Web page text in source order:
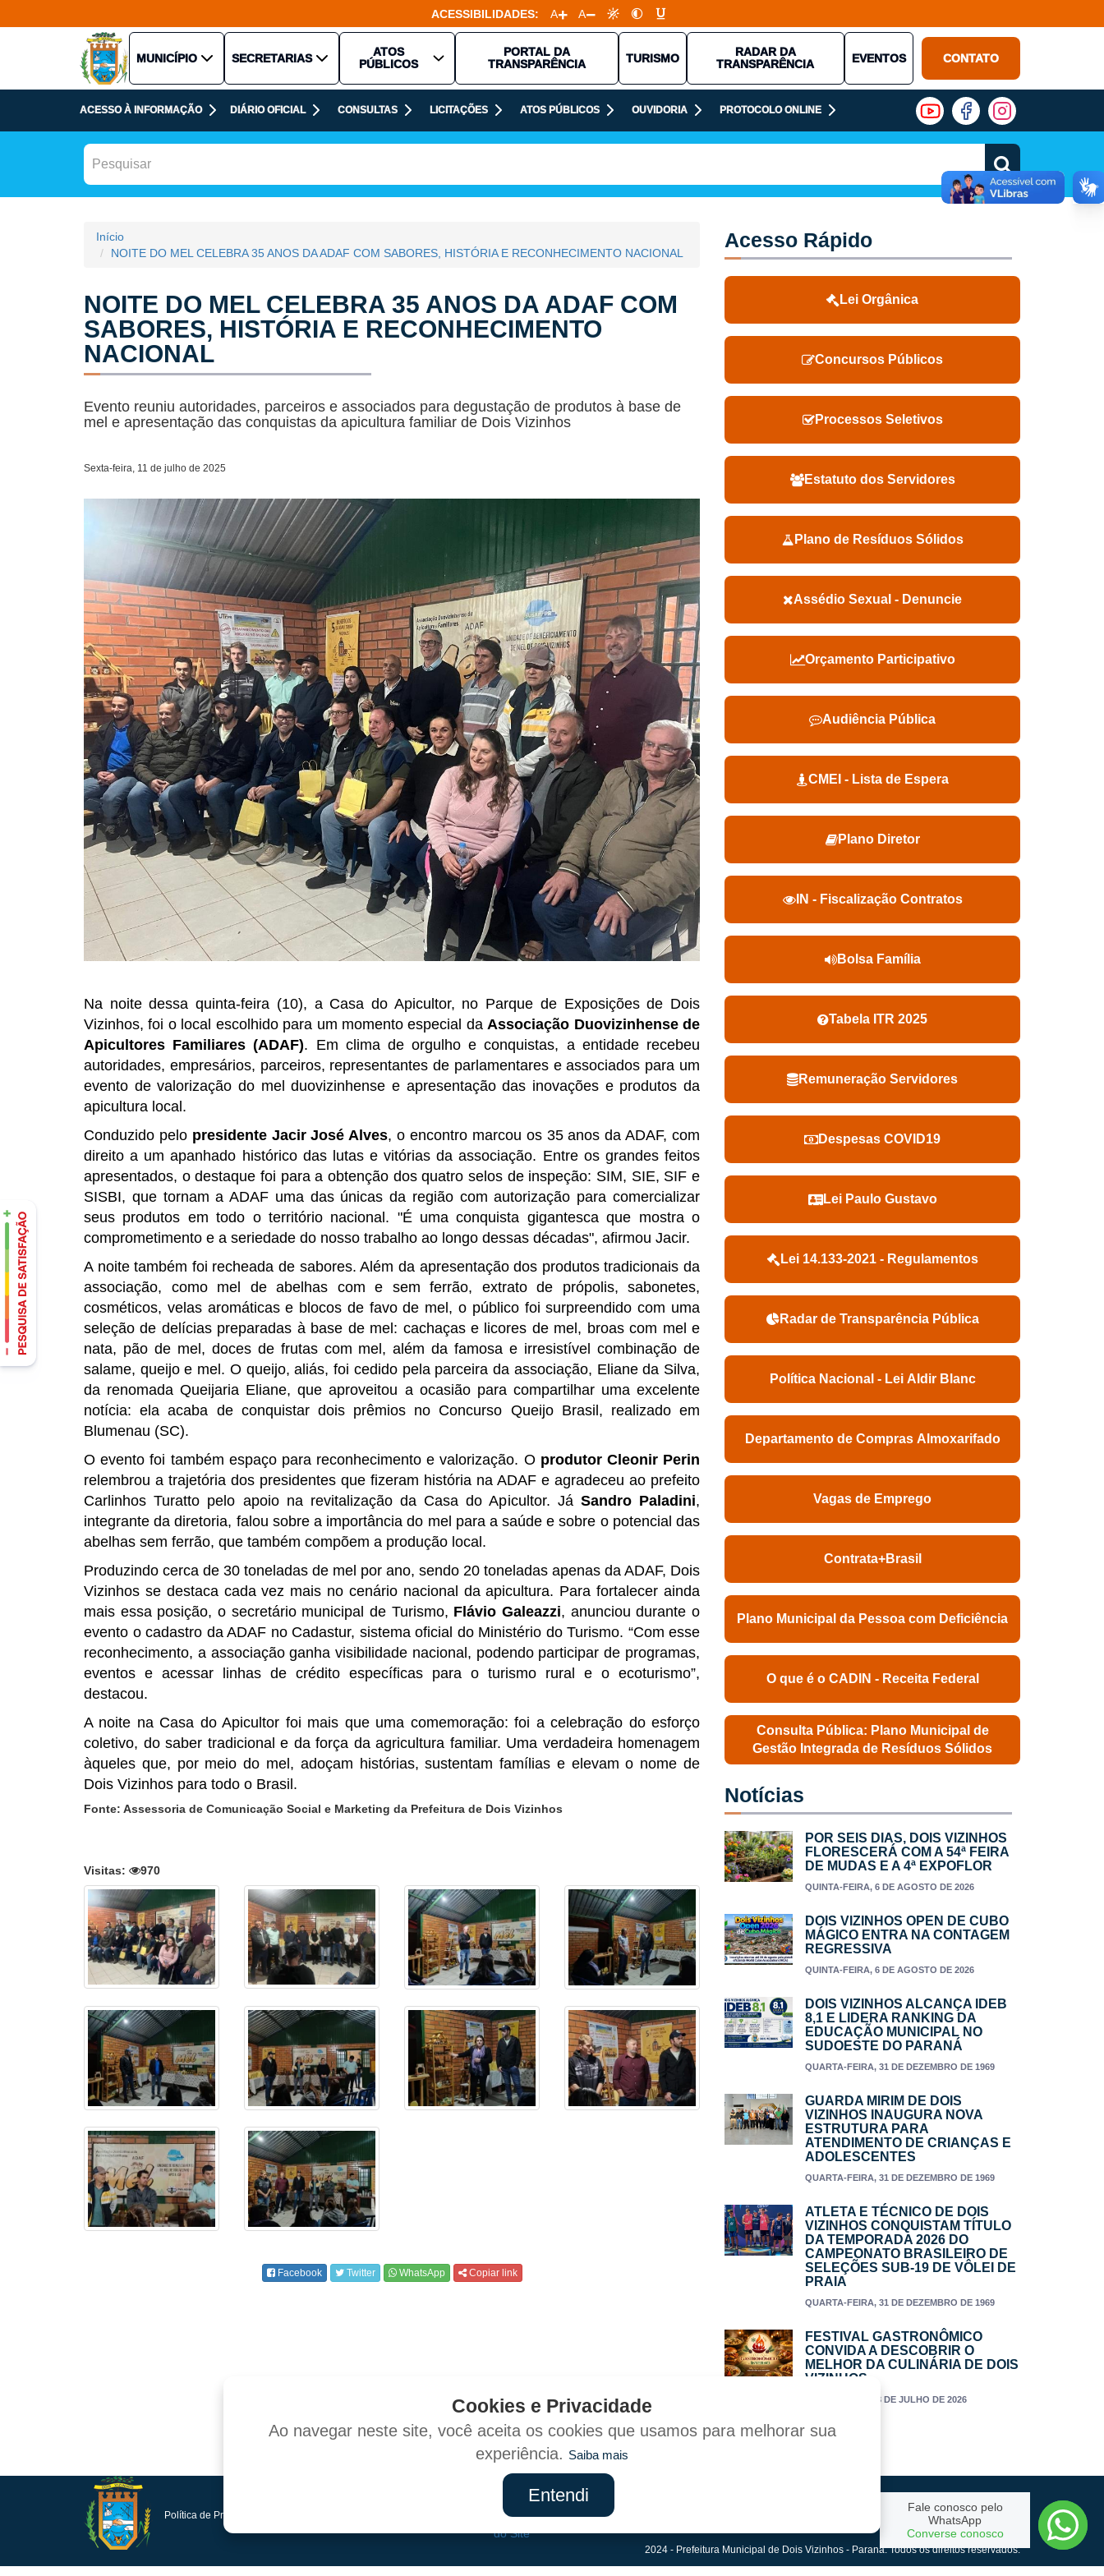
ACESSIBILIDADES: A A
MUNICÍPIO SECRETARIAS
ATOS
PÚBLICOS
PORTAL DA
TRANSPARÊNCIA
TURISMO
RADAR DA
TRANSPARÊNCIA
EVENTOS CONTATO
ACESSO À INFORMAÇÃO DIÁRIO OFICIAL CONSULTAS LICITAÇÕES ATOS PÚBLICOS OUVIDORIA PROTOCOLO ONLINE
Início
NOITE DO MEL CELEBRA 35 ANOS DA ADAF COM SABORES, HISTÓRIA E RECONHECIMENTO NACIONAL
NOITE DO MEL CELEBRA 35 ANOS DA ADAF COM
SABORES, HISTÓRIA E RECONHECIMENTO
NACIONAL
Evento reuniu autoridades, parceiros e associados para degustação de produtos à base de
mel e apresentação das conquistas da apicultura familiar de Dois Vizinhos
Sexta-feira, 11 de julho de 2025
Na noite dessa quinta-feira (10), a Casa do Apicultor, no Parque de Exposições de Dois
Vizinhos, foi o local escolhido para um momento especial da Associação Duovizinhense de
Apicultores Familiares (ADAF). Em clima de orgulho e conquistas, a entidade recebeu
autoridades, empresários, parceiros, representantes de parlamentares e associados para um
evento de valorização do mel duovizinhense e apresentação das inovações e produtos da
apicultura local.
Conduzido pelo presidente Jacir José Alves, o encontro marcou os 35 anos da ADAF, com
direito a um apanhado histórico das lutas e vitórias da associação. Entre os grandes feitos
apresentados, o destaque foi para a obtenção dos quatro selos de inspeção: SIM, SIE, SIF e
SISBI, que tornam a ADAF uma das únicas da região com autorização para comercializar
seus produtos em todo o território nacional. "É uma conquista gigantesca que mostra o
comprometimento e a seriedade do nosso trabalho ao longo dessas décadas", afirmou Jacir.
A noite também foi recheada de sabores. Além da apresentação dos produtos tradicionais da
associação, como mel de abelhas com e sem ferrão, extrato de própolis, sabonetes,
cosméticos, velas aromáticas e blocos de favo de mel, o público foi surpreendido com uma
seleção de delícias preparadas à base de mel: cachaças e licores de mel, broas com mel e
nata, pão de mel, doces de frutas com mel, além da famosa e irresistível combinação de
salame, queijo e mel. O queijo, aliás, foi cedido pela parceira da associação, Eliane da Silva,
da renomada Queijaria Eliane, que aproveitou a ocasião para compartilhar uma excelente
notícia: ela acaba de conquistar dois prêmios no Concurso Queijo Brasil, realizado em
Blumenau (SC).
O evento foi também espaço para reconhecimento e valorização. O produtor Cleonir Perin
relembrou a trajetória dos presidentes que fizeram história na ADAF e agradeceu ao prefeito
Carlinhos Turatto pelo apoio na revitalização da Casa do Apicultor. Já Sandro Paladini,
integrante da diretoria, falou sobre a importância do mel para a saúde e sobre o potencial das
abelhas sem ferrão, que também compõem a produção local.
Produzindo cerca de 30 toneladas de mel por ano, sendo 20 toneladas apenas da ADAF, Dois
Vizinhos se destaca cada vez mais no cenário nacional da apicultura. Para fortalecer ainda
mais essa posição, o secretário municipal de Turismo, Flávio Galeazzi, anunciou durante o
evento o cadastro da ADAF no Cadastur, sistema oficial do Ministério do Turismo. “Com esse
reconhecimento, a associação ganha visibilidade nacional, podendo participar de programas,
eventos e acessar linhas de crédito específicas para o turismo rural e o ecoturismo”,
destacou.
A noite na Casa do Apicultor foi mais que uma comemoração: foi a celebração do esforço
coletivo, do saber tradicional e da força da agricultura familiar. Uma verdadeira homenagem
àqueles que, por meio do mel, adoçam histórias, sustentam famílias e elevam o nome de
Dois Vizinhos para todo o Brasil.
Fonte: Assessoria de Comunicação Social e Marketing da Prefeitura de Dois Vizinhos
Visitas: 970
Facebook Twitter WhatsApp Copiar link
Acesso Rápido
Lei Orgânica
Concursos Públicos
Processos Seletivos
Estatuto dos Servidores
Plano de Resíduos Sólidos
Assédio Sexual - Denuncie
Orçamento Participativo
Audiência Pública
CMEI - Lista de Espera
Plano Diretor
IN - Fiscalização Contratos
Bolsa Família
Tabela ITR 2025
Remuneração Servidores
Despesas COVID19
Lei Paulo Gustavo
Lei 14.133-2021 - Regulamentos
Radar de Transparência Pública
Política Nacional - Lei Aldir Blanc
Departamento de Compras Almoxarifado
Vagas de Emprego
Contrata+Brasil
Plano Municipal da Pessoa com Deficiência
O que é o CADIN - Receita Federal
Consulta Pública: Plano Municipal de
Gestão Integrada de Resíduos Sólidos
Notícias
POR SEIS DIAS, DOIS VIZINHOS
FLORESCERÁ COM A 54ª FEIRA
DE MUDAS E A 4ª EXPOFLOR
QUINTA-FEIRA, 6 DE AGOSTO DE 2026
DOIS VIZINHOS OPEN DE CUBO
MÁGICO ENTRA NA CONTAGEM
REGRESSIVA
QUINTA-FEIRA, 6 DE AGOSTO DE 2026
DOIS VIZINHOS ALCANÇA IDEB
8,1 E LIDERA RANKING DA
EDUCAÇÃO MUNICIPAL NO
SUDOESTE DO PARANÁ
QUARTA-FEIRA, 31 DE DEZEMBRO DE 1969
GUARDA MIRIM DE DOIS
VIZINHOS INAUGURA NOVA
ESTRUTURA PARA
ATENDIMENTO DE CRIANÇAS E
ADOLESCENTES
QUARTA-FEIRA, 31 DE DEZEMBRO DE 1969
ATLETA E TÉCNICO DE DOIS
VIZINHOS CONQUISTAM TÍTULO
DA TEMPORADA 2026 DO
CAMPEONATO BRASILEIRO DE
SELEÇÕES SUB-19 DE VÔLEI DE
PRAIA
QUARTA-FEIRA, 31 DE DEZEMBRO DE 1969
FESTIVAL GASTRONÔMICO
CONVIDA A DESCOBRIR O
MELHOR DA CULINÁRIA DE DOIS
VIZINHOS
TERÇA-FEIRA, 28 DE JULHO DE 2026
Política de Privacidade e Proteção de Dados
Mapa
do Site
Criado por:
2024 - Prefeitura Municipal de Dois Vizinhos - Paraná. Todos os direitos reservados.
Fale conosco pelo
WhatsApp
Converse conosco
Cookies e Privacidade
Ao navegar neste site, você aceita os cookies que usamos para melhorar sua
experiência. Saiba mais
Entendi